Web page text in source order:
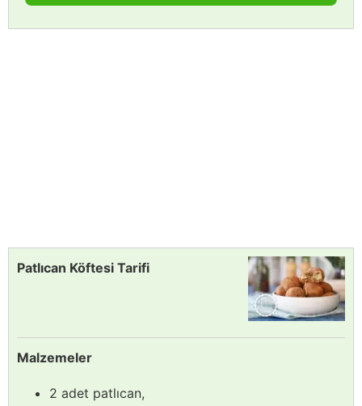
Patlıcan Köftesi Tarifi
Malzemeler
2 adet patlıcan,